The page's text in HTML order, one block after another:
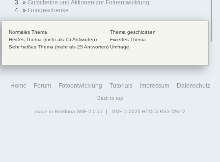
» Gutscheine und Aktionen zur Fotoentwicklung
» Fotogeschenke
Normales Thema
Heißes Thema (mehr als 15 Antworten)
Sehr heißes Thema (mehr als 25 Antworten)
Thema geschlossen
Fixiertes Thema
Umfrage
Home Forum Fotoentwicklung Tutorials Impressum Datenschutz
Back to top
made in Berldoba SMF 2.0.17 | SMF © 2020 HTML5 RSS WAP2